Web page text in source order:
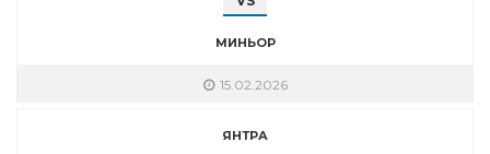
МИНЬОР
15.02.2026
ЯНТРА